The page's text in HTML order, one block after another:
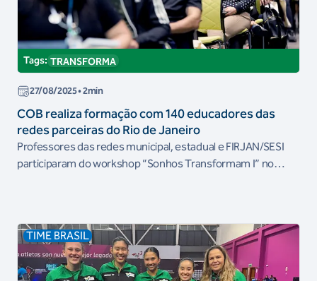
Tags: TRANSFORMA
27/08/2025• 2min
COB realiza formação com 140 educadores das
redes parceiras do Rio de Janeiro
Professores das redes municipal, estadual e FIRJAN/SESI
participaram do workshop “Sonhos Transformam I” no
TIME BRASIL